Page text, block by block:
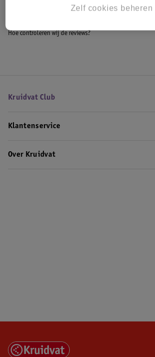
Baldessarini Alle Herenparfum
Hoe controleren wij de reviews?
Kruidvat Club
Klantenservice
Over Kruidvat
Zelf cookies beheren